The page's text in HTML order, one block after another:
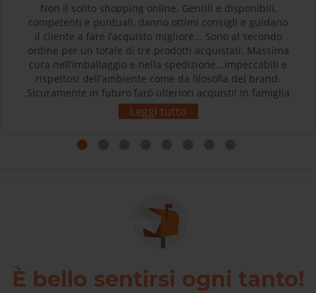
Non il solito shopping online. Gentili e disponibili,
competenti e puntuali, danno ottimi consigli e guidano
il cliente a fare l’acquisto migliore... Sono al secondo
ordine per un totale di tre prodotti acquistati. Massima
cura nell’imballaggio e nella spedizione...impeccabili e
rispettosi dell’ambiente come da filosofia del brand.
Sicuramente in futuro farò ulteriori acquisti! In famiglia
siamo tutti soddisfatti e contenti dei nostri acquisti.
Grazie! L’esperienza d’acquisto con Sherpa3 è stata
Leggi tutto
È bello sentirsi ogni tanto!